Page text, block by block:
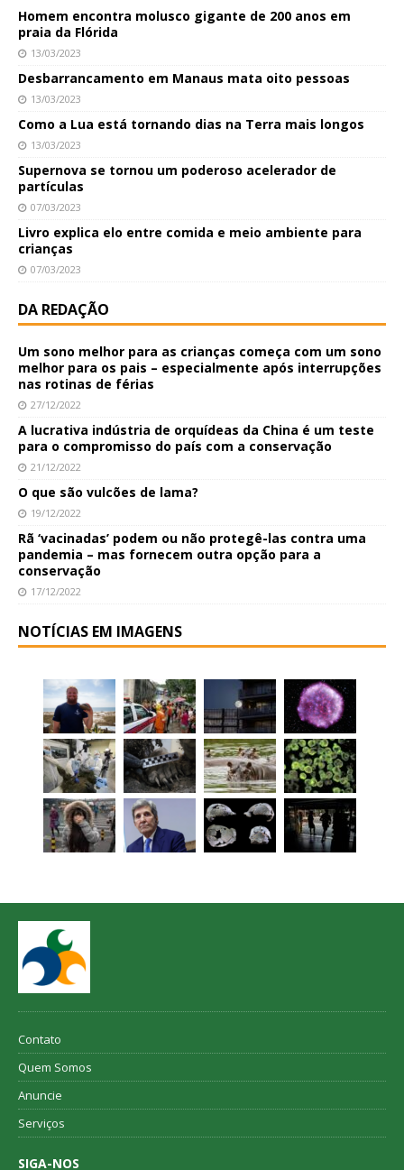
Homem encontra molusco gigante de 200 anos em
praia da Flórida
13/03/2023
Desbarrancamento em Manaus mata oito pessoas
13/03/2023
Como a Lua está tornando dias na Terra mais longos
13/03/2023
Supernova se tornou um poderoso acelerador de
partículas
07/03/2023
Livro explica elo entre comida e meio ambiente para
crianças
07/03/2023
DA REDAÇÃO
Um sono melhor para as crianças começa com um sono
melhor para os pais – especialmente após interrupções
nas rotinas de férias
27/12/2022
A lucrativa indústria de orquídeas da China é um teste
para o compromisso do país com a conservação
21/12/2022
O que são vulcões de lama?
19/12/2022
Rã ‘vacinadas’ podem ou não protegê-las contra uma
pandemia – mas fornecem outra opção para a
conservação
17/12/2022
NOTÍCIAS EM IMAGENS
Contato
Quem Somos
Anuncie
Serviços
SIGA-NOS